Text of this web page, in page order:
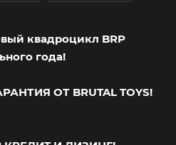
квадpoцикл BRP
года!
ОТ BRUTAL TOYS!